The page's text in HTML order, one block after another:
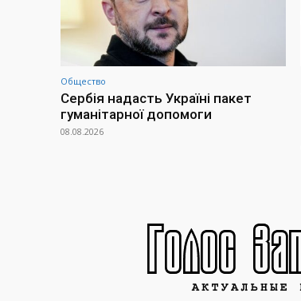
Общество
Сербія надасть Україні пакет
гуманітарної допомоги
08.08.2026